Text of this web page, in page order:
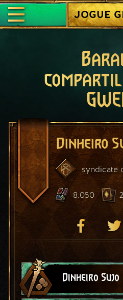
JOGUE
Dinheiro
syndicate
8.050
Dinheiro Sujo